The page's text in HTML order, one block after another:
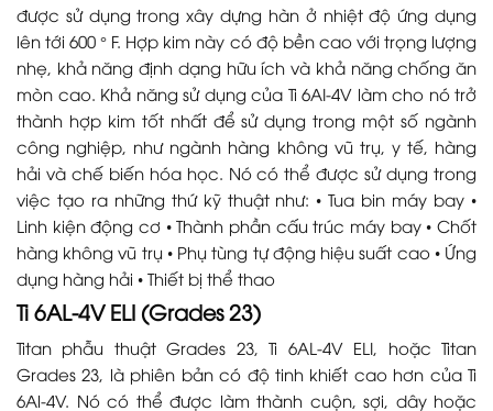
được sử dụng trong xây dựng hàn ở nhiệt độ ứng dụng
lên tới 600 ° F. Hợp kim này có độ bền cao với trọng lượng
nhẹ, khả năng định dạng hữu ích và khả năng chống ăn
mòn cao. Khả năng sử dụng của Ti 6AI-4V làm cho nó trở
thành hợp kim tốt nhất để sử dụng trong một số ngành
công nghiệp, như ngành hàng không vũ trụ, y tế, hàng
hải và chế biến hóa học. Nó có thể được sử dụng trong
việc tạo ra những thứ kỹ thuật như: • Tua bin máy bay •
Linh kiện động cơ • Thành phần cấu trúc máy bay • Chốt
hàng không vũ trụ • Phụ tùng tự động hiệu suất cao • Ứng
dụng hàng hải • Thiết bị thể thao
Ti 6AL-4V ELI (Grades 23)
Titan phẫu thuật Grades 23, Ti 6AL-4V ELI, hoặc Titan
Grades 23, là phiên bản có độ tinh khiết cao hơn của Ti
6Al-4V. Nó có thể được làm thành cuộn, sợi, dây hoặc